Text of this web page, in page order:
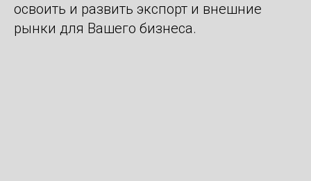
освоить и развить экспорт и внешние
рынки для Вашего бизнеса.